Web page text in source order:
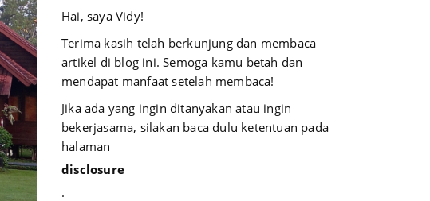
Hai, saya Vidy!
Terima kasih telah berkunjung dan membaca
artikel di blog ini. Semoga kamu betah dan
mendapat manfaat setelah membaca!
Jika ada yang ingin ditanyakan atau ingin
bekerjasama, silakan baca dulu ketentuan pada
halaman
disclosure
.